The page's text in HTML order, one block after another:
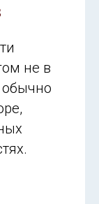
не в